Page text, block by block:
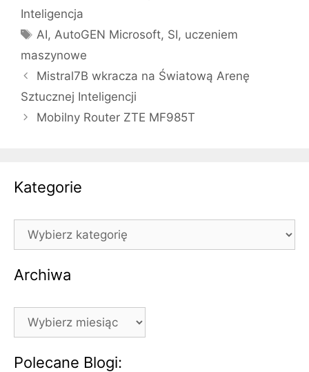
Inteligencja
Tagi
AI, AutoGEN Microsoft, SI, uczeniem
maszynowe
Mistral7B wkracza na Światową Arenę
Sztucznej Inteligencji
Mobilny Router ZTE MF985T
Kategorie
Kategorie
Archiwa
Archiwa
Polecane Blogi: